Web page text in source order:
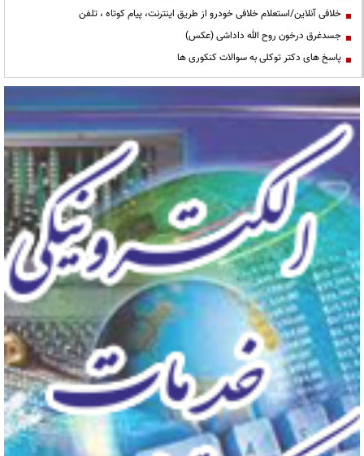
خلافی آنلاین/استعلام خلافی خودرو از طریق اینترنت، پیام کوتاه ، تلفن
جسدغرق درخون روح الله داداشی (عکس)
پاسخ های دکتر توکلی به سوالات کنکوری ها